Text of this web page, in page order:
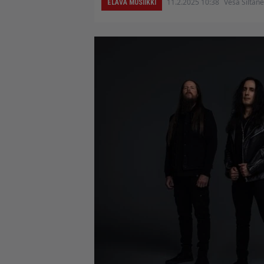
ELÄVÄ MUSIIKKI 11.2.2025 10:38 Vesa